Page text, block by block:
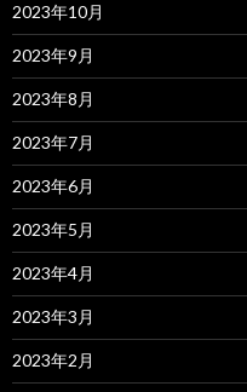
2023年10月
2023年9月
2023年8月
2023年7月
2023年6月
2023年5月
2023年4月
2023年3月
2023年2月